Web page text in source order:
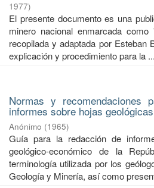
1977)
El presente documento es una
minero nacional enmarcada como
recopilada y adaptada por Esteban
explicación y procedimiento para la ...
Normas y recomendaciones
informes sobre hojas geológicas
Anónimo (1965)
Guía para la redacción de
geológico-económico de la
terminología utilizada por los
Geología y Minería, así como